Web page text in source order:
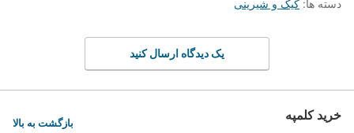
دسته ها: کیک و شیرینی
یک دیدگاه ارسال کنید
خرید کلمپه بازگشت به بالا